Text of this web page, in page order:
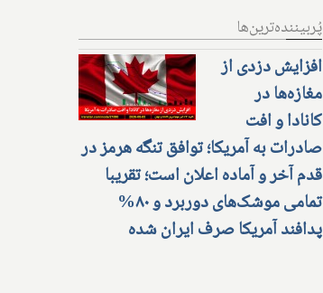
پُربیننده‌ترین‌ها
افزایش دزدی از
مغازه‌ها در
کانادا و افت
صادرات به آمریکا؛ توافق تنگه هرمز در
قدم آخر و آماده اعلان است؛ تقریبا
تمامی موشک‌های دوربرد و ۸۰%
پدافند آمریکا صرف ایران شده